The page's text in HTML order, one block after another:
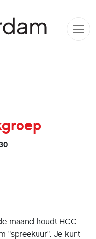
maand houdt HCC
"spreekuur". Je kunt